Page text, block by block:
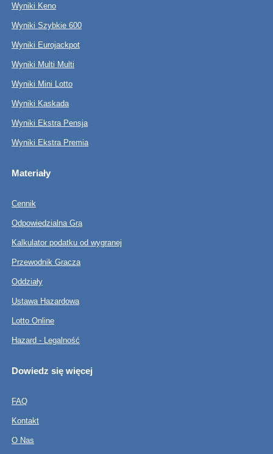
Wyniki Keno
Wyniki Szybkie 600
Wyniki Eurojackpot
Wyniki Multi Multi
Wyniki Mini Lotto
Wyniki Kaskada
Wyniki Ekstra Pensja
Wyniki Ekstra Premia
Materiały
Cennik
Odpowiedzialna Gra
Kalkulator podatku od wygranej
Przewodnik Gracza
Oddziały
Ustawa Hazardowa
Lotto Online
Hazard - Legalność
Dowiedz się więcej
FAQ
Kontakt
O Nas